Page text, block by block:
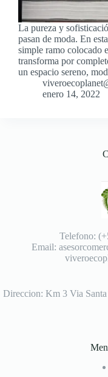
La pureza y
pasan de moda. En
simple ramo colocado
transforma por
un espacio sereno,
enero 14, 2022
Telefono:
Email:
Direccion: Km 3 Via